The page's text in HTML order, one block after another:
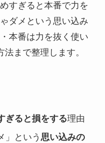
すぎると本番で力を
ダメという思い込み
本番は力を抜く使い
まで整理します。
ぎると損をする理由
」という 思い込みの